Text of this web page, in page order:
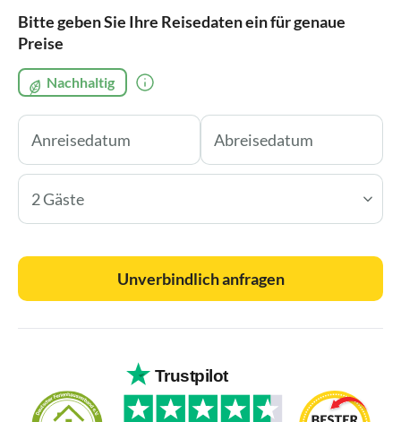
Bitte geben Sie Ihre Reisedaten ein für genaue
Preise
Nachhaltig
2 Gäste
Unverbindlich anfragen